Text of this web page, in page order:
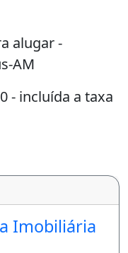
alugar -
AM
- incluída a taxa
Wpp.
lances de
Imobiliária